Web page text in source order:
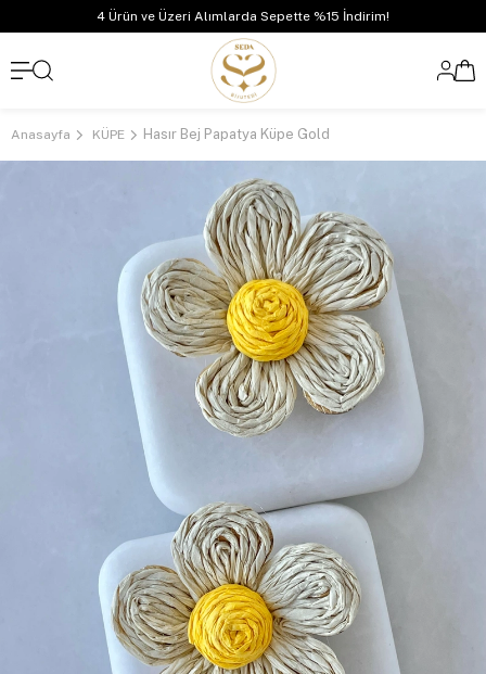
4 Ürün ve Üzeri Alımlarda Sepette %15 İndirim!
Anasayfa KÜPE Hasır Bej Papatya Küpe Gold